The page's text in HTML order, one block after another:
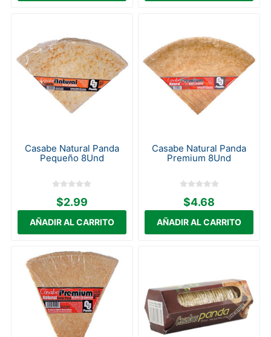
Casabe Natural Panda
Pequeño 8Und
$2.99
Casabe Natural Panda
Premium 8Und
$4.68